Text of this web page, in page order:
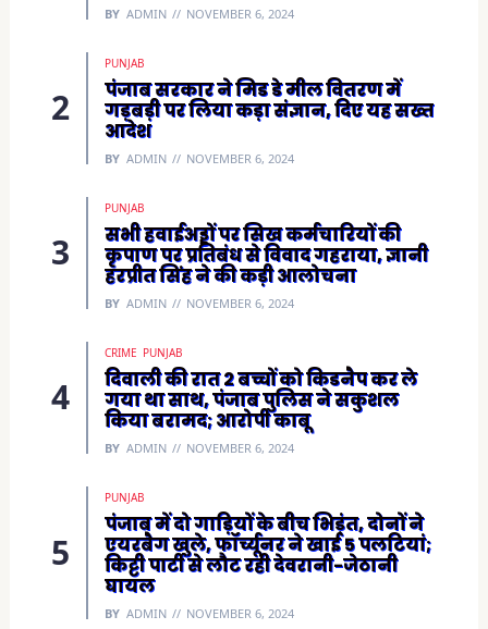
BY ADMIN NOVEMBER 6, 2024
PUNJAB
पंजाब सरकार ने मिड डे मील वितरण में
गड़बड़ी पर लिया कड़ा संज्ञान, दिए यह सख्त
आदेश
BY ADMIN NOVEMBER 6, 2024
PUNJAB
सभी हवाईअड्डों पर सिख कर्मचारियों की
कृपाण पर प्रतिबंध से विवाद गहराया, ज्ञानी
हरप्रीत सिंह ने की कड़ी आलोचना
BY ADMIN NOVEMBER 6, 2024
CRIME PUNJAB
दिवाली की रात 2 बच्चों को किडनैप कर ले
गया था साथ, पंजाब पुलिस ने सकुशल
किया बरामद; आरोपी काबू
BY ADMIN NOVEMBER 6, 2024
PUNJAB
पंजाब में दो गाड़ियों के बीच भिड़ंत, दोनों ने
एयरबैग खुले, फॉर्च्यूनर ने खाई 5 पलटियां;
किट्टी पार्टी से लौट रही देवरानी-जेठानी
घायल
BY ADMIN NOVEMBER 6, 2024